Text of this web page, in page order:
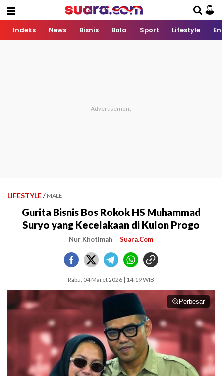
Indeks News Bisnis Bola Sport Lifestyle
LIFESTYLE / MALE
Gurita Bisnis Bos Rokok HS Muhammad
Suryo yang Kecelakaan di Kulon Progo
Nur Khotimah Suara.Com
Rabu, 04 Maret 2026 | 14:19 WIB
Perbesar